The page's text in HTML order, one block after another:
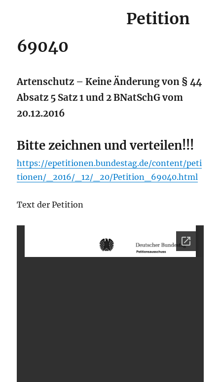
Petition
69040
Artenschutz – Keine Änderung von § 44
Absatz 5 Satz 1 und 2 BNatSchG vom
20.12.2016
Bitte zeichnen und verteilen!!!
https://epetitionen.bundestag.de/content/peti
tionen/_2016/_12/_20/Petition_69040.html
Text der Petition